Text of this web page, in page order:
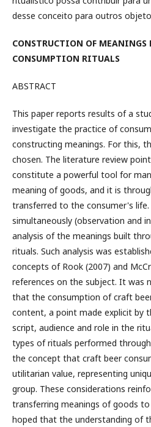
desse conceito para outros
CONSTRUCTION OF MEANINGS
CONSUMPTION RITUALS
ABSTRACT
This paper reports results of a
investigate the practice of
constructing meanings. For this,
chosen. The literature review
constitute a powerful tool for
meaning of goods, and it is
transferred to the consumer's
simultaneously (observation and
analysis of the meanings built
rituals. Such analysis was
concepts of Rook (2007) and
references on the subject. It was
that the consumption of craft
content, a point made explicit by
script, audience and role in the
types of rituals performed
the concept that craft beer
utilitarian value, representing
group. These considerations
transferring meanings of goods to
hoped that the understanding of